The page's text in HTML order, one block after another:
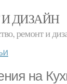
ДИЗАЙН
ремонт и
на